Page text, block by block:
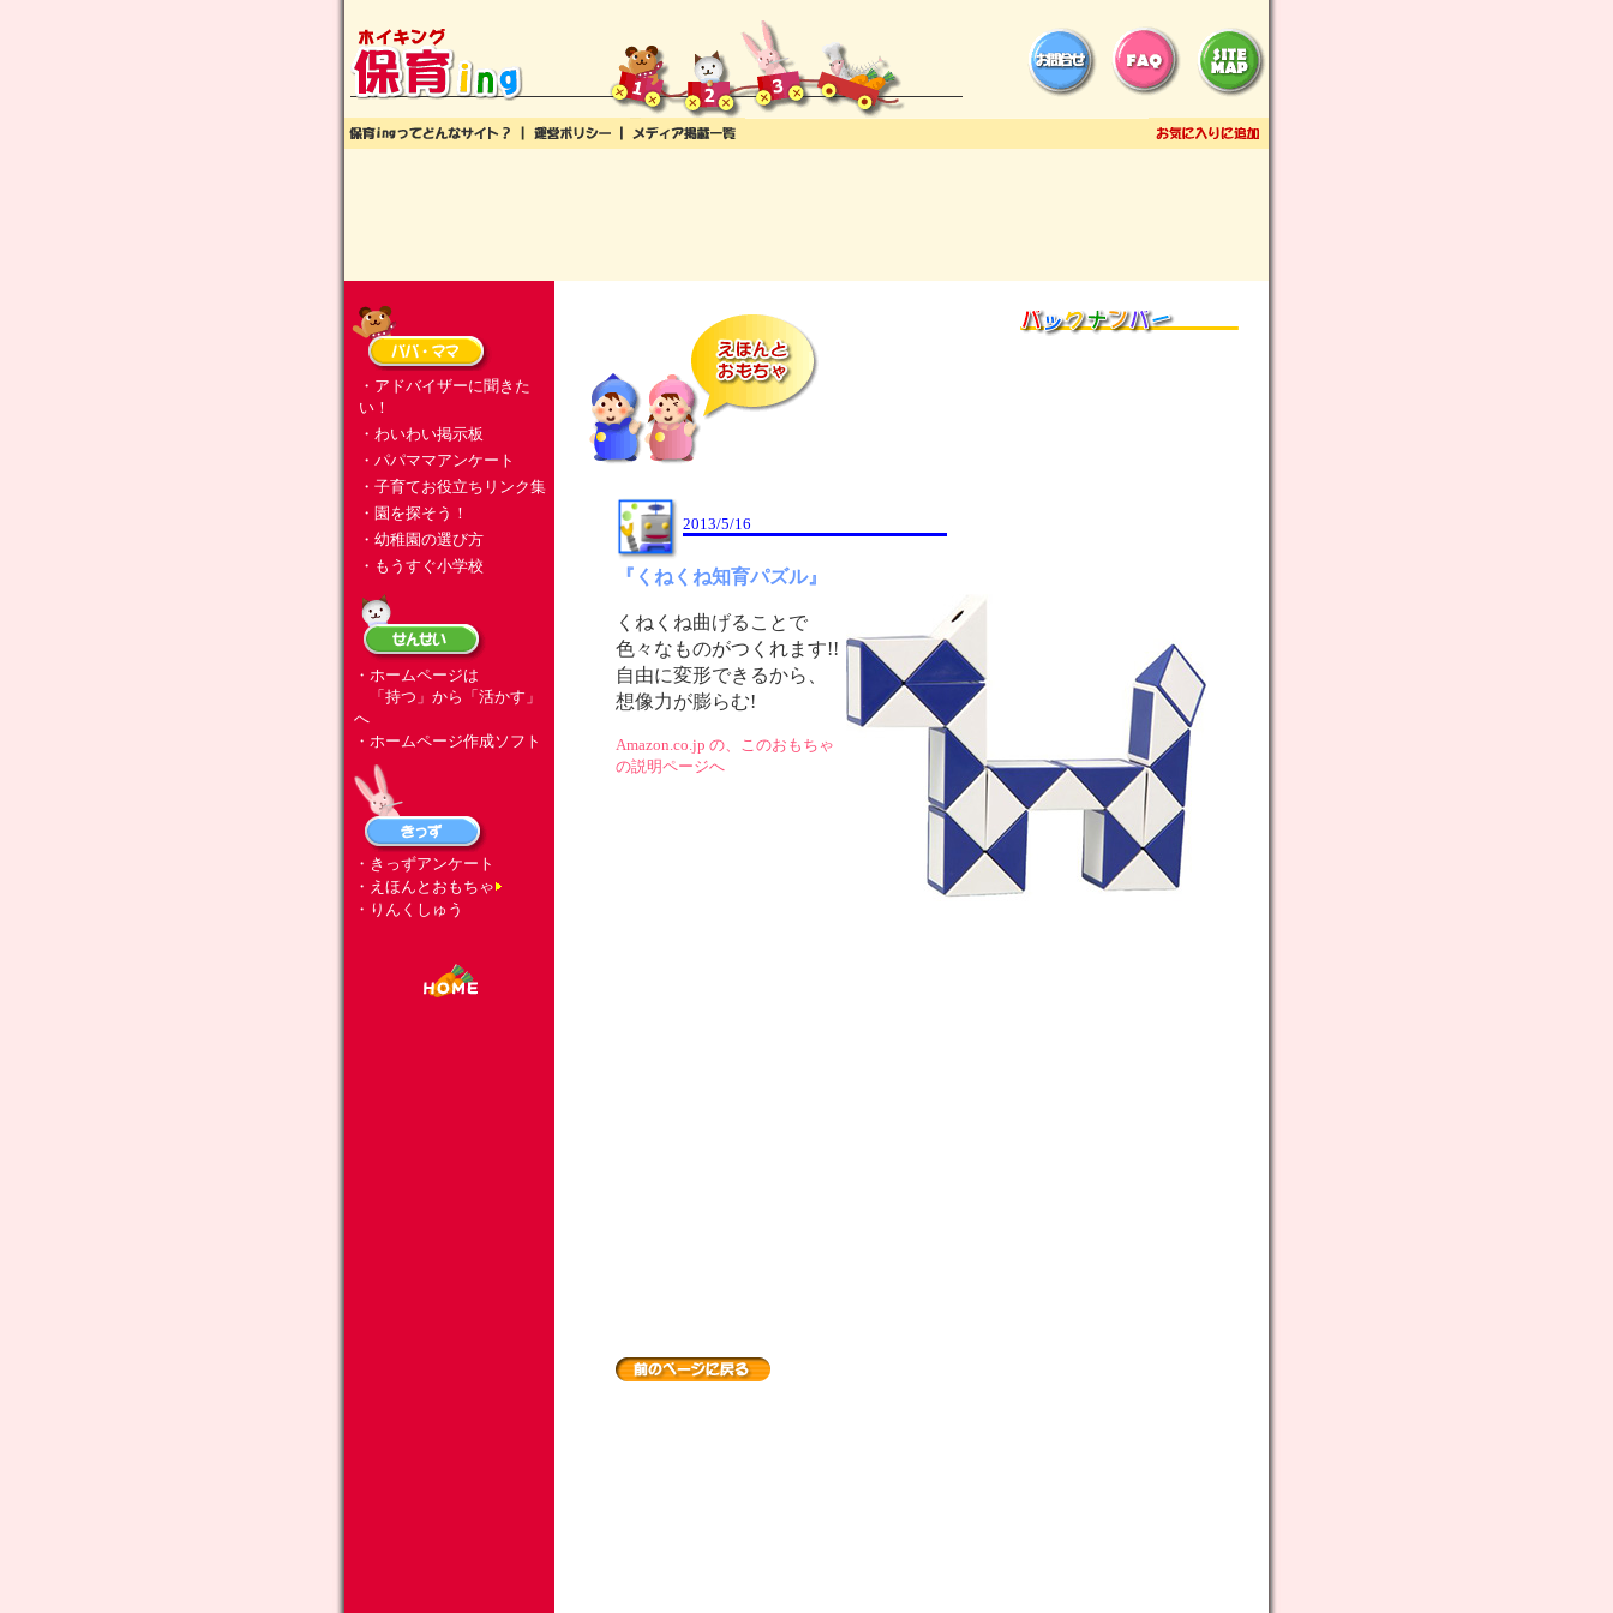
・アドバイザーに聞きた
い！
・わいわい掲示板
・パパママアンケート
・子育てお役立ちリンク集
・園を探そう！
・幼稚園の選び方
・もうすぐ小学校
・ホームページは
「持つ」から「活かす」
へ
・ホームページ作成ソフト
・きっずアンケート
・えほんとおもちゃ
・りんくしゅう
2013/5/16
『くねくね知育パズル』
くねくね曲げることで
色々なものがつくれます!!
自由に変形できるから、
想像力が膨らむ!
Amazon.co.jp の、このおもちゃ
の説明ページへ